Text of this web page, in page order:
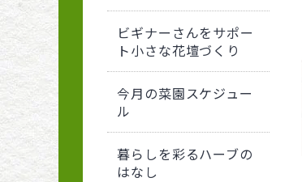
ビギナーさんをサポー
ト小さな花壇づくり
今月の菜園スケジュー
ル
暮らしを彩るハーブの
はなし